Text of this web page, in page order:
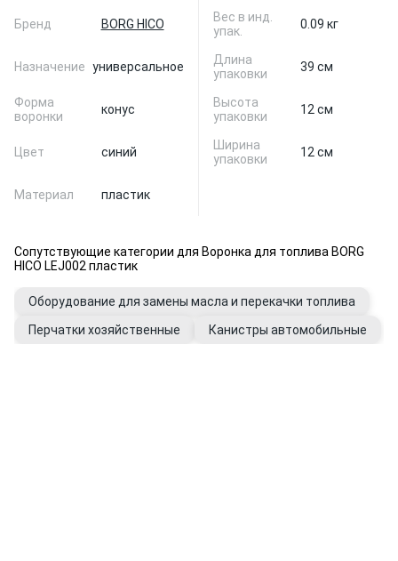
Бренд BORG HICO
Назначение универсальное
Форма
воронки
конус
Цвет синий
Материал пластик
Вес в инд.
упак.
0.09 кг
Длина
упаковки
39 см
Высота
упаковки
12 см
Ширина
упаковки
12 см
Сопутствующие категории для Воронка для топлива BORG
HICO LEJ002 пластик
Оборудование для замены масла и перекачки топлива
Перчатки хозяйственные
Канистры автомобильные